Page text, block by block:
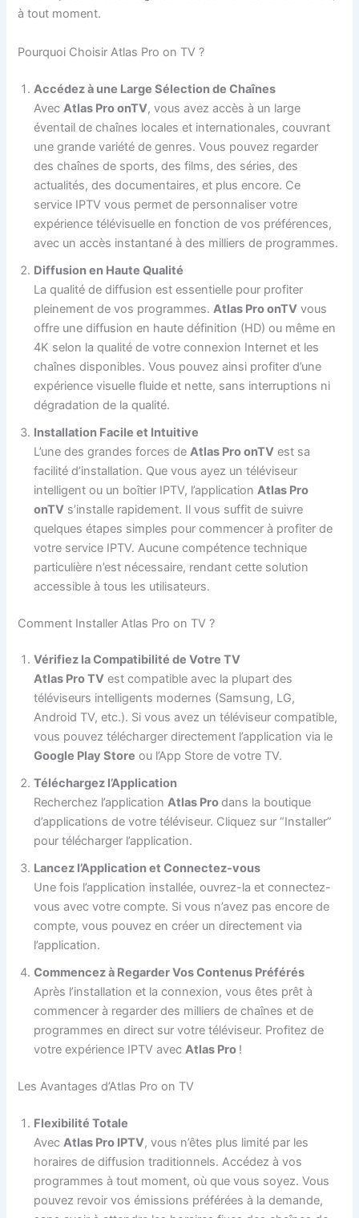
à tout moment.
Pourquoi Choisir Atlas Pro on TV ?
Accédez à une Large Sélection de Chaînes
AvecAtlas Pro onTV, vous avez accès à un large
éventail de chaînes locales et internationales, couvrant
une grande variété de genres. Vous pouvez regarder
des chaînes de sports, des films, des séries, des
actualités, des documentaires, et plus encore. Ce
service IPTV vous permet de personnaliser votre
expérience télévisuelle en fonction de vos préférences,
avec un accès instantané à des milliers de programmes.
Diffusion en Haute Qualité
La qualité de diffusion est essentielle pour profiter
pleinement de vos programmes.Atlas Pro onTV vous
offre une diffusion en haute définition (HD) ou même en
4K selon la qualité de votre connexion Internet et les
chaînes disponibles. Vous pouvez ainsi profiter d’une
expérience visuelle fluide et nette, sans interruptions ni
dégradation de la qualité.
Installation Facile et Intuitive
L’une des grandes forces deAtlas Pro onTV est sa
facilité d’installation. Que vous ayez un téléviseur
intelligent ou un boîtier IPTV, l’applicationAtlas Pro
onTV s’installe rapidement. Il vous suffit de suivre
quelques étapes simples pour commencer à profiter de
votre service IPTV. Aucune compétence technique
particulière n’est nécessaire, rendant cette solution
accessible à tous les utilisateurs.
Comment Installer Atlas Pro on TV ?
Vérifiez la Compatibilité de Votre TV
Atlas Pro TV est compatible avec la plupart des
téléviseurs intelligents modernes (Samsung, LG,
Android TV, etc.). Si vous avez un téléviseur compatible,
vous pouvez télécharger directement l’application via le
Google Play Store ou l’App Store de votre TV.
Téléchargez l’Application
Recherchez l’applicationAtlas Prodans la boutique
d’applications de votre téléviseur. Cliquez sur “Installer”
pour télécharger l’application.
Lancez l’Application et Connectez-vous
Une fois l’application installée, ouvrez-la et connectez-
vous avec votre compte. Si vous n’avez pas encore de
compte, vous pouvez en créer un directement via
l’application.
Commencez à Regarder Vos Contenus Préférés
Après l’installation et la connexion, vous êtes prêt à
commencer à regarder des milliers de chaînes et de
programmes en direct sur votre téléviseur. Profitez de
votre expérience IPTV avecAtlas Pro !
Les Avantages d’Atlas Pro on TV
Flexibilité Totale
AvecAtlas Pro IPTV, vous n’êtes plus limité par les
horaires de diffusion traditionnels. Accédez à vos
programmes à tout moment, où que vous soyez. Vous
pouvez revoir vos émissions préférées à la demande,